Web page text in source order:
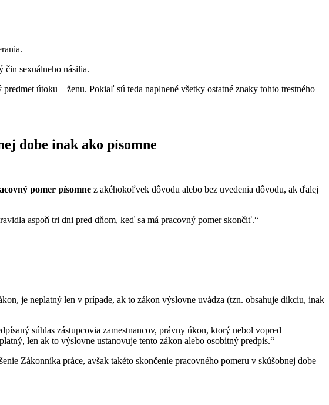
čin sexuálneho násilia.
útoku – ženu. Pokiaľ sú teda naplnené všetky ostatné znaky tohto trestného
dobe inak ako písomne
pomer písomne z akéhokoľvek dôvodu alebo bez uvedenia dôvodu, ak ďalej
aspoň tri dni pred dňom, keď sa má pracovný pomer skončiť.“
je neplatný len v prípade, ak to zákon výslovne uvádza (tzn. obsahuje dikciu, inak
súhlas zástupcovia zamestnancov, právny úkon, ktorý nebol vopred
len ak to výslovne ustanovuje tento zákon alebo osobitný predpis.“
Zákonníka práce, avšak takéto skončenie pracovného pomeru v skúšobnej dobe